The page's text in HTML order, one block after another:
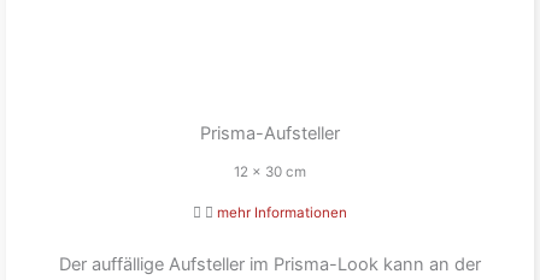
Prisma-Aufsteller
12 x 30 cm
mehr Informationen
Der auffällige Aufsteller im Prisma-Look kann an der